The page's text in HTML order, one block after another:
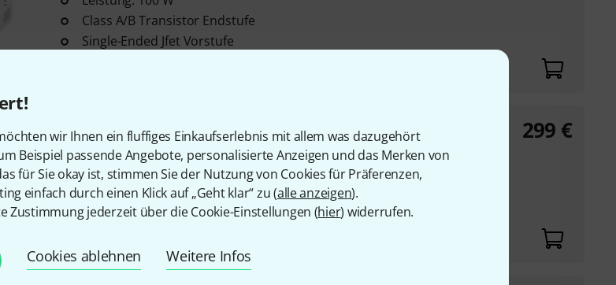
wir Ihnen ein fluffiges Einkaufserlebnis mit allem was dazugehört
Beispiel passende Angebote, personalisierte Anzeigen und das Merken von
für Sie okay ist, stimmen Sie der Nutzung von Cookies für Präferenzen,
einfach durch einen Klick auf „Geht klar“ zu (alle anzeigen).
Zustimmung jederzeit über die Cookie-Einstellungen (hier) widerrufen.
Cookies ablehnen Weitere Infos
Class A/B Transistor Endstufe
Single-Ended Jfet Vorstufe
Electro HarmonixAbrams100 Amp Head
Transistor
Leistung: 100 Watt
Regler: Gain, Bass, Mid, Treble, Reverb, Volume
299 €